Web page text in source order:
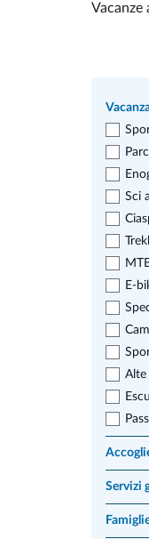
Sci
E-
Alte
Servizi